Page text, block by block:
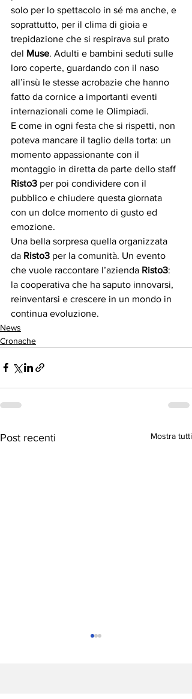
solo per lo spettacolo in sé ma anche, e
soprattutto, per il clima di gioia e
trepidazione che si respirava sul prato
del Muse. Adulti e bambini seduti sulle
loro coperte, guardando con il naso
all’insù le stesse acrobazie che hanno
fatto da cornice a importanti eventi
internazionali come le Olimpiadi.
E come in ogni festa che si rispetti, non
poteva mancare il taglio della torta: un
momento appassionante con il
montaggio in diretta da parte dello staff
Risto3 per poi condividere con il
pubblico e chiudere questa giornata
con un dolce momento di gusto ed
emozione.
Una bella sorpresa quella organizzata
da Risto3 per la comunità. Un evento
che vuole raccontare l’azienda Risto3:
la cooperativa che ha saputo innovarsi,
reinventarsi e crescere in un mondo in
continua evoluzione.
News
Cronache
Post recenti Mostra tutti